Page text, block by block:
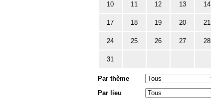
10 11 12 13 14
17 18 19 20 21
24 25 26 27 28
31
Par thème
Par lieu